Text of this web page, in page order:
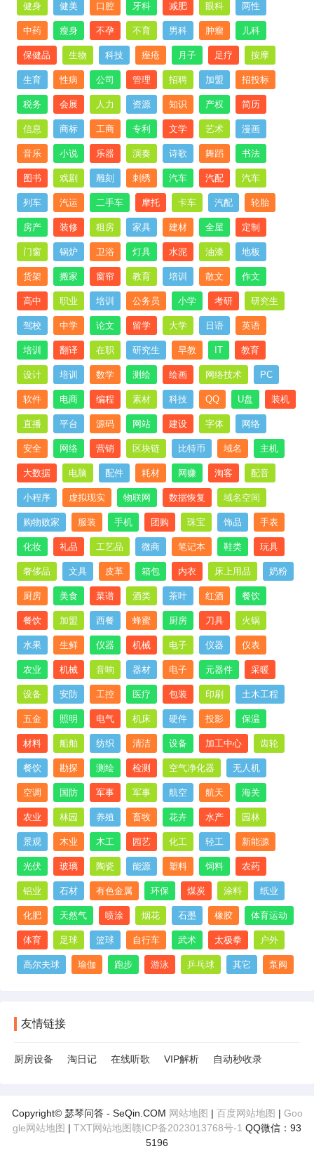
健身 健美 口腔 牙科 减肥 眼科 两性
中药 瘦身 不孕 不育 男科 肿瘤 儿科
保健品 生物 科技 痤疮 月子 足疗 按摩
生育 性病 公司 管理 招聘 加盟 招投标
税务 会展 人力 资源 知识 产权 简历
信息 商标 工商 专利 文学 艺术 漫画
音乐 小说 乐器 演奏 诗歌 舞蹈 书法
图书 戏剧 雕刻 刺绣 汽车 汽配 汽车
列车 汽运 二手车 摩托 卡车 汽配 轮胎
房产 装修 租房 家具 建材 全屋 定制
门窗 锅炉 卫浴 灯具 水泥 油漆 地板
货架 搬家 窗帘 教育 培训 散文 作文
高中 职业 培训 公务员 小学 考研 研究生
驾校 中学 论文 留学 大学 日语 英语
培训 翻译 在职 研究生 早教 IT 教育
设计 培训 数学 测绘 绘画 网络技术 PC
软件 电商 编程 素材 科技 QQ U盘 装机
直播 平台 源码 网站 建设 字体 网络
安全 网络 营销 区块链 比特币 域名 主机
大数据 电脑 配件 耗材 网赚 淘客 配音
小程序 虚拟现实 物联网 数据恢复 域名空间
购物败家 服装 手机 团购 珠宝 饰品 手表
化妆 礼品 工艺品 微商 笔记本 鞋类 玩具
奢侈品 文具 皮革 箱包 内衣 床上用品 奶粉
厨房 美食 菜谱 酒类 茶叶 红酒 餐饮
餐饮 加盟 西餐 蜂蜜 厨房 刀具 火锅
水果 生鲜 仪器 机械 电子 仪器 仪表
农业 机械 音响 器材 电子 元器件 采暖
设备 安防 工控 医疗 包装 印刷 土木工程
五金 照明 电气 机床 硬件 投影 保温
材料 船舶 纺织 清洁 设备 加工中心 齿轮
餐饮 勘探 测绘 检测 空气净化器 无人机
空调 国防 军事 军事 航空 航天 海关
农业 林园 养殖 畜牧 花卉 水产 园林
景观 木业 木工 园艺 化工 轻工 新能源
光伏 玻璃 陶瓷 能源 塑料 饲料 农药
铝业 石材 有色金属 环保 煤炭 涂料 纸业
化肥 天然气 喷涂 烟花 石墨 橡胶 体育运动
体育 足球 篮球 自行车 武术 太极拳 户外
高尔夫球 瑜伽 跑步 游泳 乒乓球 其它 泵阀
友情链接
厨房设备 淘日记 在线听歌 VIP解析 自动秒收录
Copyright© 瑟琴问答 - SeQin.COM 网站地图 | 百度网站地图 | Goo
gle网站地图 | TXT网站地图赣ICP备2023013768号-1 QQ微信：93
5196